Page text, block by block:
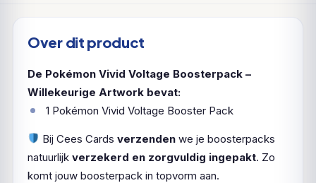
Over dit product
De Pokémon Vivid Voltage Boosterpack –
Willekeurige Artwork bevat:
1 Pokémon Vivid Voltage Booster Pack
Bij Cees Cardsverzenden we je boosterpacks
natuurlijk verzekerd en zorgvuldig ingepakt. Zo
komt jouw boosterpack in topvorm aan.